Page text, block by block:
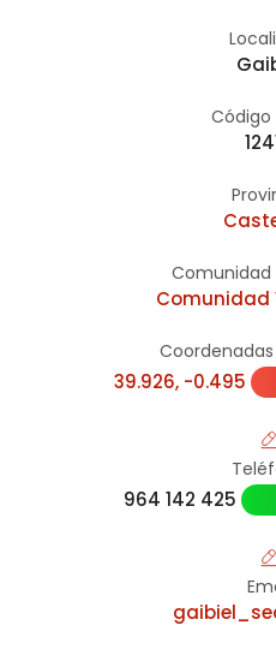
Código
Comunidad
39.926, -0.495
964 142 425